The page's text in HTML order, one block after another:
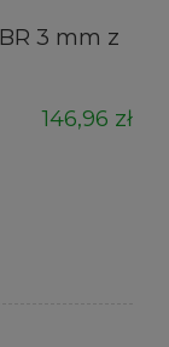
3 mm z
146,96 zł